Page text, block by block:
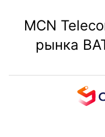
MCN
рынка